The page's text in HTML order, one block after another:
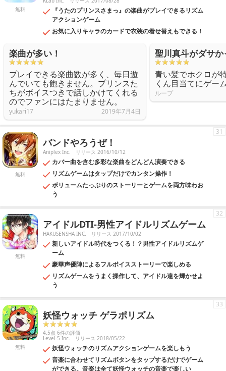
無料
『うたのプリンスさまっ』の楽曲がプレイできるリズム
アクションゲーム
お気に入りキャラのカードで衣装の着せ替えもできる！
楽曲が多い！
プレイできる楽曲数が多く、毎日遊
んでいても飽きません。プリンスた
ちがボイスつきで話しかけてくれる
のでファンにはたまりません。
yukari17 2019年7月4日
聖川真斗がダサ
青い髪でホクロが
くん目当てにゲー
ループ
無料
バンドやろうぜ！
Aniplex Inc. リリース 2016/10/12
カバー曲を含む多彩な楽曲をどんどん演奏できる
リズムゲームはタップだけでカンタン操作！
ボリュームたっぷりのストーリーとゲームを両方味わお
う
31
無料
アイドルDTI-男性アイドルリズムゲーム
HAKUSENSHA INC. リリース 2017/10/02
新しいアイドル時代をつくる！？男性アイドルリズムゲ
ーム
豪華声優陣によるフルボイスストーリーで楽しめる
リズムゲームをうまく操作して、アイドル達を輝かせよ
う
32
無料
妖怪ウォッチ ゲラポリズム
4.5点 6件の評価
Level-5 Inc. リリース 2018/05/22
妖怪ウォッチのリズムアクションゲームを楽しもう
音楽に合わせてリズムボタンをタップするだけでゲーム
ができる。音楽は全て妖怪ウォッチの音楽で楽しい
33